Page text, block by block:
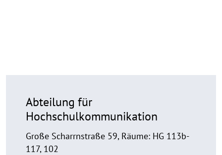
Abteilung für
Hochschulkommunikation
Große Scharrnstraße 59, Räume: HG 113b-
117, 102